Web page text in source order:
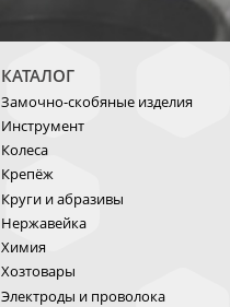
КАТАЛОГ
Замочно-скобяные изделия
Инструмент
Колеса
Крепёж
Круги и абразивы
Нержавейка
Химия
Хозтовары
Электроды и проволока